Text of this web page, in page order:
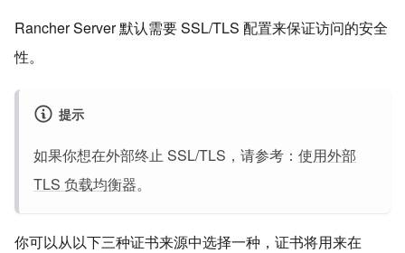
Rancher Server 默认需要 SSL/TLS 配置来保证访问的安全
性。
提示
如果你想在外部终止 SSL/TLS，请参考： 使用外部
TLS 负载均衡器。
你可以从以下三种证书来源中选择一种，证书将用来在